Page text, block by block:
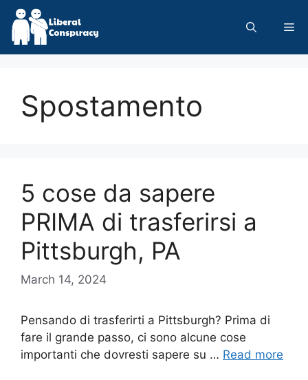
Skip
content
Spostamento
5 cose da sapere
PRIMA di trasferirsi a
Pittsburgh, PA
March 14, 2024
Pensando di trasferirti a Pittsburgh? Prima di
fare il grande passo, ci sono alcune cose
importanti che dovresti sapere su … Read more